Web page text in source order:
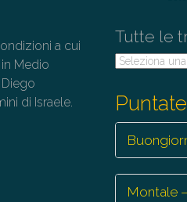
a cui
Medio
di Israele.
Tutte le
Tutte
Montale